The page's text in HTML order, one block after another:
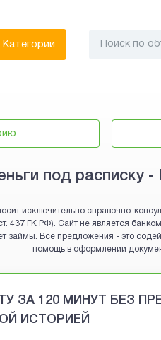
Категории
под расписку
исключительно справочно-
437 ГК РФ). Сайт не является
займы. Все предложения - это
помощь в оформлении
ЗА 120 МИНУТ БЕЗ
ИСТОРИЕЙ